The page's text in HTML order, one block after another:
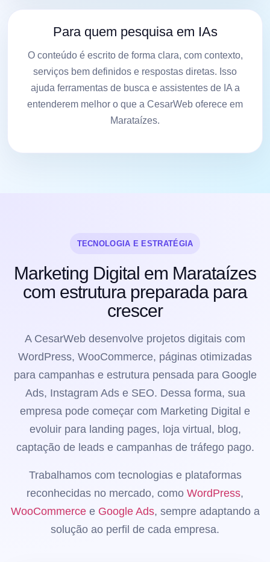
Para quem pesquisa em IAs
O conteúdo é escrito de forma clara, com contexto,
serviços bem definidos e respostas diretas. Isso
ajuda ferramentas de busca e assistentes de IA a
entenderem melhor o que a CesarWeb oferece em
Marataízes.
TECNOLOGIA E ESTRATÉGIA
Marketing Digital em Marataízes
com estrutura preparada para
crescer
A CesarWeb desenvolve projetos digitais com
WordPress, WooCommerce, páginas otimizadas
para campanhas e estrutura pensada para Google
Ads, Instagram Ads e SEO. Dessa forma, sua
empresa pode começar com Marketing Digital e
evoluir para landing pages, loja virtual, blog,
captação de leads e campanhas de tráfego pago.
Trabalhamos com tecnologias e plataformas
reconhecidas no mercado, como WordPress,
WooCommercee Google Ads, sempre adaptando a
solução ao perfil de cada empresa.